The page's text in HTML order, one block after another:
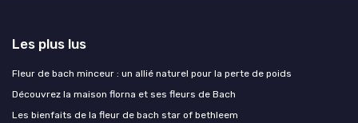
Les plus lus
Fleur de bach minceur : un allié naturel pour la perte de poids
Découvrez la maison florna et ses fleurs de Bach
Les bienfaits de la fleur de bach star of bethleem